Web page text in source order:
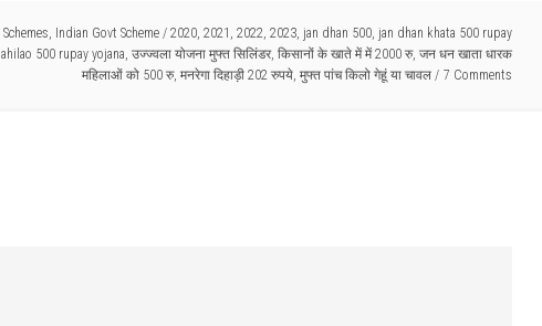
, Indian Govt Scheme / 2020, 2021 , 2022, 2023, jan dhan 500, jan dhan khata 500 rupay
500 rupay yojana, उज्ज्वला योजना मुफ्त सिलिंडर, किसानों के खाते में में 2000 रु, जन धन खाता धारक
महिलाओं को 500 रु, मनरेगा दिहाड़ी 202 रुपये, मुफ्त पांच किलो गेहूं या चावल 7 Comments